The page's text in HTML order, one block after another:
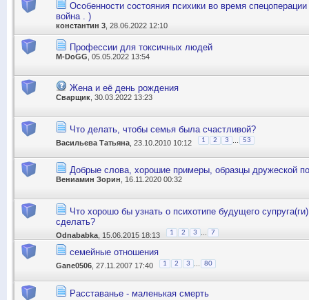
Особенности состояния психики во время
война . )
константин 3 , 28.06.2022 12:10
Профессии для токсичных людей
M-DoGG , 05.05.2022 13:54
Жена и её день рождения
Сварщик , 30.03.2022 13:23
Что делать, чтобы семья была счастливой?
Васильева Татьяна , 23.10.2010 10:12 1 2 3 ... 53
Добрые слова, хорошие примеры, образцы дружеской
Вениамин Зорин , 16.11.2020 00:32
Что хорошо бы узнать о психотипе будущего
сделать?
Odnababka , 15.06.2015 18:13 1 2 3 ... 7
семейные отношения
Gane0506 , 27.11.2007 17:40 1 2 3 80
Расставанье - маленькая смерть